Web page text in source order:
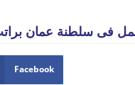
فى سلطنة عمان
Facebook